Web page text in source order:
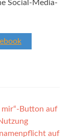
Social-Media-
mir“-Button auf
auf